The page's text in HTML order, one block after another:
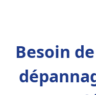
Besoin